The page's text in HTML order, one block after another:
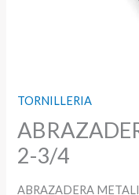
TORNILLERIA
2-3/4
ABRAZADERA